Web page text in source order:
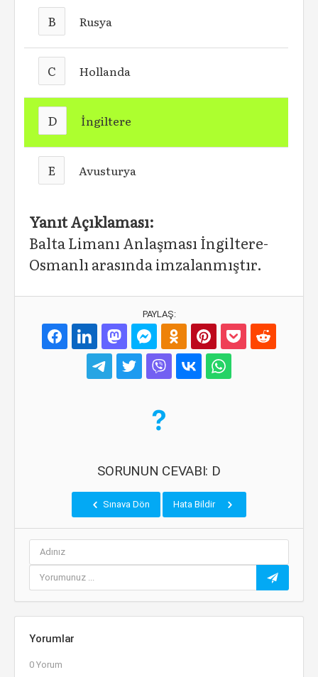
B Rusya
C Hollanda
D İngiltere
E Avusturya
Yanıt Açıklaması:
Balta Limanı Anlaşması İngiltere-
Osmanlı arasında imzalanmıştır.
PAYLAŞ:
SORUNUN CEVABI: D
Sınava Dön Hata Bildir
Yorumlar
0 Yorum